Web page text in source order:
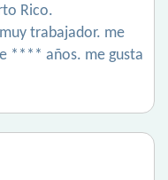
Rico.
trabajador. me
**** años. me gusta